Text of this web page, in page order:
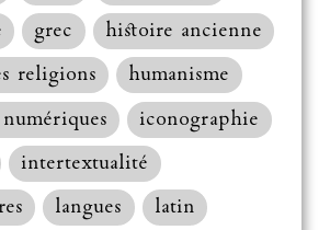
grec
histoire ancienne
religions
humanisme
iconographie
intertextualité
langues
latin